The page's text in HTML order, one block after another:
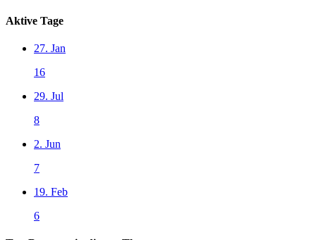
Aktive Tage
27. Jan
16
29. Jul
8
2. Jun
7
19. Feb
6